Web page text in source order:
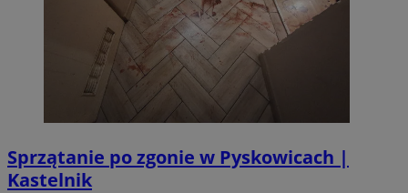
Sprzątanie po zgonie w Pyskowicach |
Kastelnik